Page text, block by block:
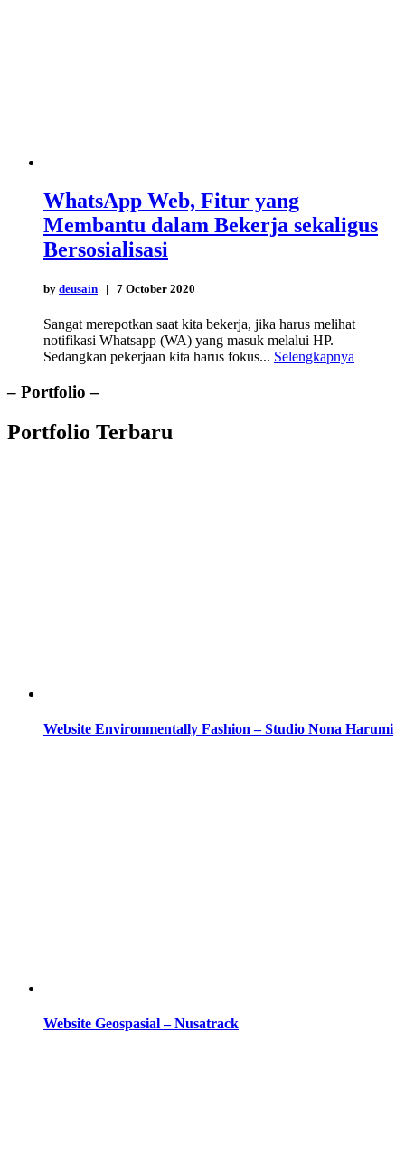
WhatsApp Web, Fitur yang
Membantu dalam Bekerja sekaligus
Bersosialisasi
by deusain | 7 October 2020
Sangat merepotkan saat kita bekerja, jika harus melihat
notifikasi Whatsapp (WA) yang masuk melalui HP.
Sedangkan pekerjaan kita harus fokus... Selengkapnya
– Portfolio –
Portfolio Terbaru
Website Environmentally Fashion – Studio Nona Harumi
Website Geospasial – Nusatrack